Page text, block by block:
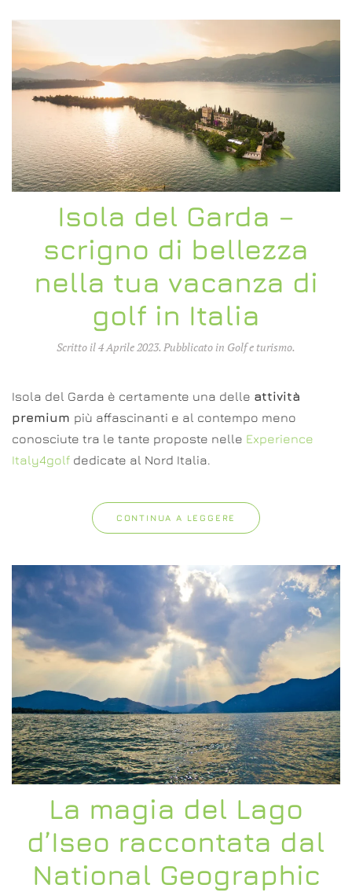
Isola del Garda –
scrigno di bellezza
nella tua vacanza di
golf in Italia
Scritto il4 Aprile 2023. Pubblicato in Golf e turismo.
Isola del Garda è certamente una delle attività
premium più affascinanti e al contempo meno
conosciute tra le tante proposte nelle Experience
Italy4golf dedicate al Nord Italia.
CONTINUA A LEGGERE
La magia del Lago
d’Iseo raccontata dal
National Geographic